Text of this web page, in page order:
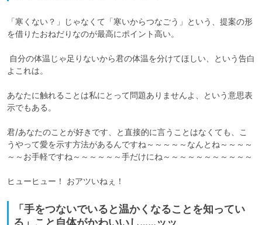
「寒くない？」じゃなくて「寒いからつなごう」という、提案の形
を借りたおねだりなのが最高にポイント高い。
よこれは。
あなたに触れることは私にとって問題ありませんよ、という意思表
示でもある。
君/あなたのことが好きです、と直接的に言うことはなくても、こ
うやって愛を示す方法があるんですね～～～～～なんとね～～～～
～～お手軽ですね～～～～～～手だけにね～～～～～～～～～～～
ヒューヒュー！ おアツいねぇ！
「手をつないでいると温かくなることを知ってい
る」こと自体がかわいいし……ッッ